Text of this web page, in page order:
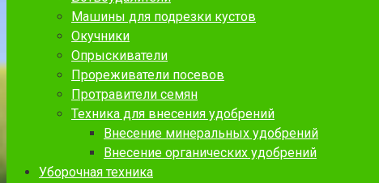
Машины для подрезки кустов
Окучники
Опрыскиватели
Прореживатели посевов
Протравители семян
Техника для внесения удобрений
Внесение минеральных удобрений
Внесение органических удобрений
Уборочная техника